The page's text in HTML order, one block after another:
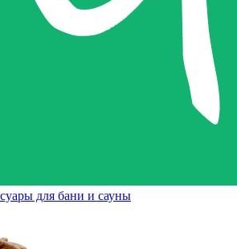
для бани и сауны